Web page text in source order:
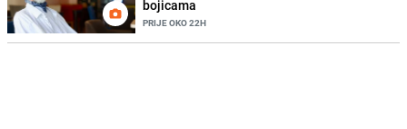
bojicama
PRIJE OKO 22H